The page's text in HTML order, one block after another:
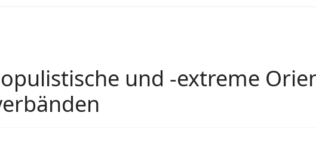
und -extreme